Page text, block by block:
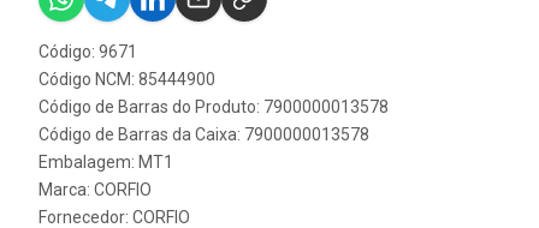
Código: 9671
Código NCM: 85444900
Código de Barras do Produto: 7900000013578
Código de Barras da Caixa: 7900000013578
Embalagem: MT1
Marca: CORFIO
Fornecedor: CORFIO